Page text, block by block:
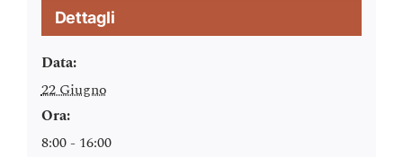
Dettagli
Data:
22 Giugno
Ora:
8:00 - 16:00